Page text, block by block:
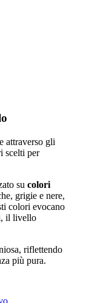
attraverso gli
scelti per
su colori
grigie e nere,
colori evocano
il livello
riflettendo
più pura.